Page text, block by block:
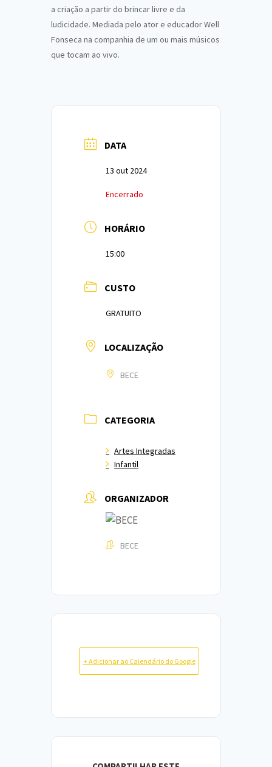
a criação a partir do brincar livre e da
ludicidade. Mediada pelo ator e educador Well
Fonseca na companhia de um ou mais músicos
que tocam ao vivo.
DATA
13 out 2024
Encerrado
HORÁRIO
15:00
CUSTO
GRATUITO
LOCALIZAÇÃO
BECE
CATEGORIA
Artes Integradas
Infantil
ORGANIZADOR
BECE
+ Adicionar ao Calendário do Google